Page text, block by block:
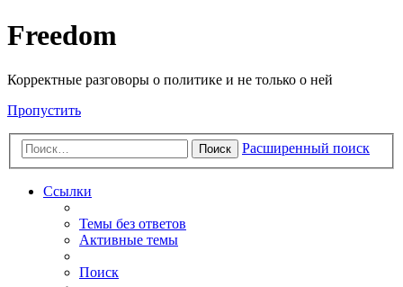
Freedom
Корректные разговоры о политике и не только о ней
Пропустить
Поиск Расширенный поиск
Ссылки
Темы без ответов
Активные темы
Поиск